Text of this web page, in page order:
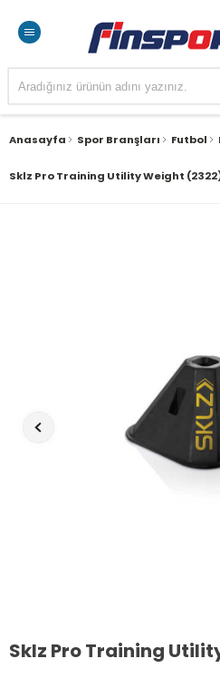
Anasayfa Spor Branşları Futbol
Sklz Pro Training Utility Weight
Sklz Pro Training